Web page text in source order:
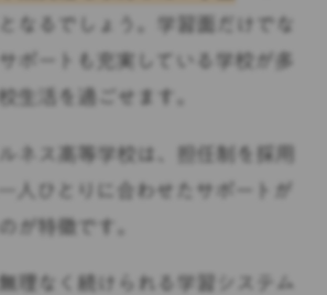
なるでしょう。学習面だけでな
ポートも充実している学校が多
生活を過ごせます。
ネス高等学校は、担任制を採用
人ひとりに合わせたサポートが
が特徴です。
理なく続けられる学習システム